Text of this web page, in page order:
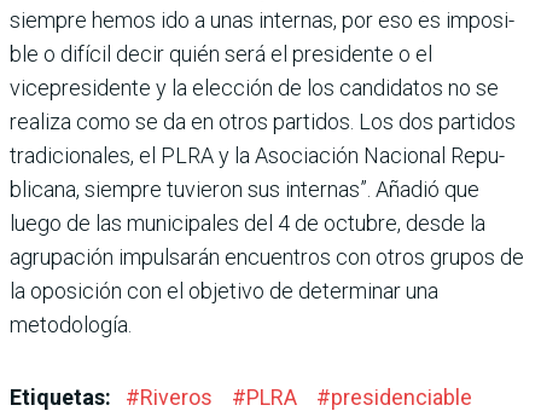
siempre hemos ido a unas internas, por eso es imposi­
ble o difícil decir quién será el presidente o el
vicepresidente y la elección de los candidatos no se
realiza como se da en otros partidos. Los dos parti­dos
tradicionales, el PLRA y la Asociación Nacional Repu­
blicana, siempre tuvieron sus internas”. Añadió que
luego de las municipales del 4 de octubre, desde la
agrupación impulsarán encuentros con otros grupos de
la oposición con el objetivo de determinar una
metodología.
Etiquetas: #Riveros #PLRA #presidenciable